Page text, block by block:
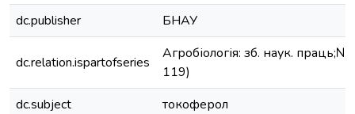
dc.publisher
БНАУ
dc.relation.ispartofseries
Агробіологія: зб. наук.
119)
dc.subject
токоферол